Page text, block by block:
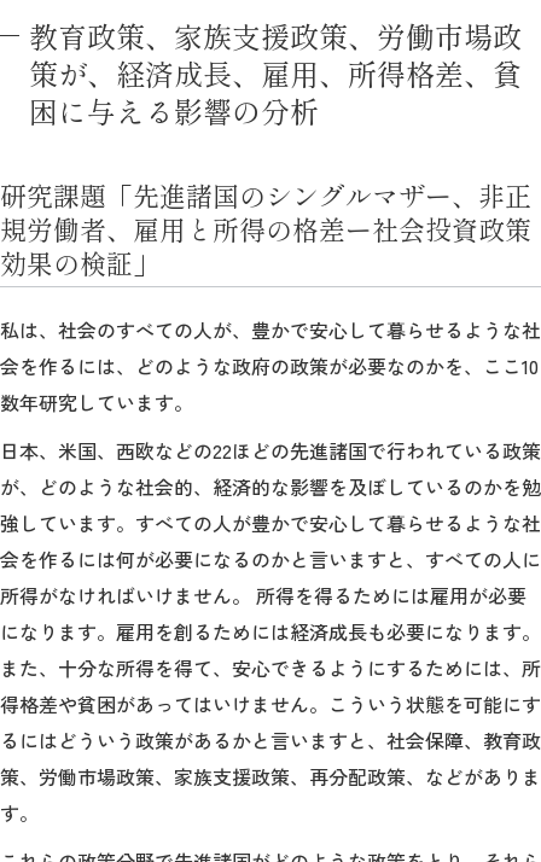
教育政策、家族支援政策、労働市場政
策が、経済成長、雇用、所得格差、貧
困に与える影響の分析
研究課題「先進諸国のシングルマザー、非正
規労働者、雇用と所得の格差ー社会投資政策
効果の検証」
私は、社会のすべての人が、豊かで安心して暮らせるような社
会を作るには、どのような政府の政策が必要なのかを、ここ10
数年研究しています。
日本、米国、西欧などの22ほどの先進諸国で行われている政策
が、どのような社会的、経済的な影響を及ぼしているのかを勉
強しています。すべての人が豊かで安心して暮らせるような社
会を作るには何が必要になるのかと言いますと、すべての人に
所得がなければいけません。 所得を得るためには雇用が必要
になります。雇用を創るためには経済成長も必要になります。
また、十分な所得を得て、安心できるようにするためには、所
得格差や貧困があってはいけません。こういう状態を可能にす
るにはどういう政策があるかと言いますと、社会保障、教育政
策、労働市場政策、家族支援政策、再分配政策、などがありま
す。